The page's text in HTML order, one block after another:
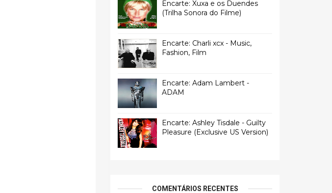
Encarte: Xuxa e os Duendes
(Trilha Sonora do Filme)
Encarte: Charli xcx - Music,
Fashion, Film
Encarte: Adam Lambert -
ADAM
Encarte: Ashley Tisdale - Guilty
Pleasure (Exclusive US Version)
COMENTÁRIOS RECENTES